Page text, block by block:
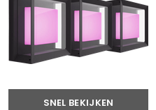
SNEL BEKIJKEN